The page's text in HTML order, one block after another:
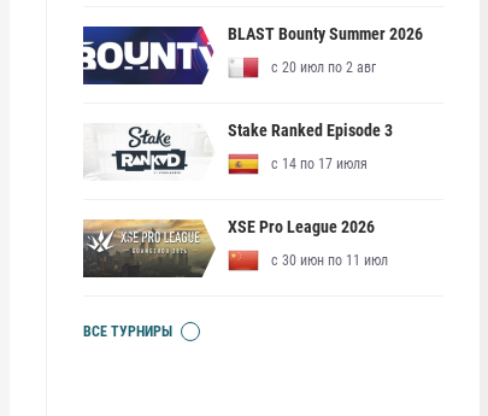
BLAST Bounty Summer 2026
с 20 июл по 2 авг
Stake Ranked Episode 3
с 14 по 17 июля
XSE Pro League 2026
с 30 июн по 11 июл
ВСЕ ТУРНИРЫ